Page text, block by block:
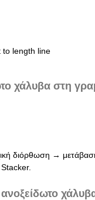
χάλυβα στη
διόρθωση →